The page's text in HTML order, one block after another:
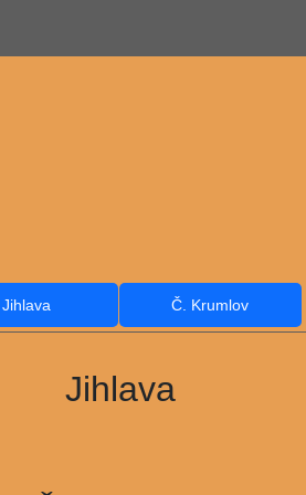
Jihlava Č. Krumlov
Jihlava